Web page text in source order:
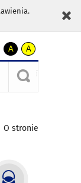
A
kontrast
żółty
tekst
czarnym
A
kontrast
czarny
tekst
żółtym
O stronie